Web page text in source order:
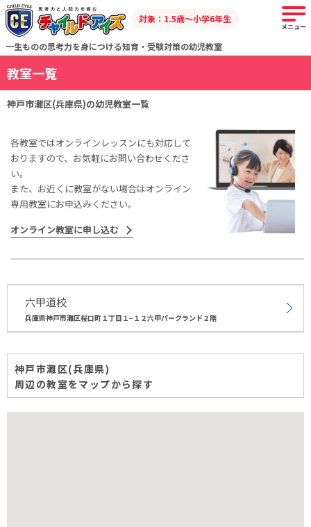
一生ものの思考力を身につける知育・受験対策の幼児教室
対象：1.5歳～小学6年生
メニュー
教室一覧
神戸市灘区(兵庫県)の幼児教室一覧
各教室ではオンラインレッスンにも対応して
おりますので、お気軽にお問い合わせくださ
い。
また、お近くに教室がない場合はオンライン
専用教室にお申込みください。
オンライン教室に申し込む
六甲道校
兵庫県神戸市灘区桜口町１丁目１−１２六甲パークランド２階
神戸市灘区(兵庫県)
周辺の教室をマップから探す